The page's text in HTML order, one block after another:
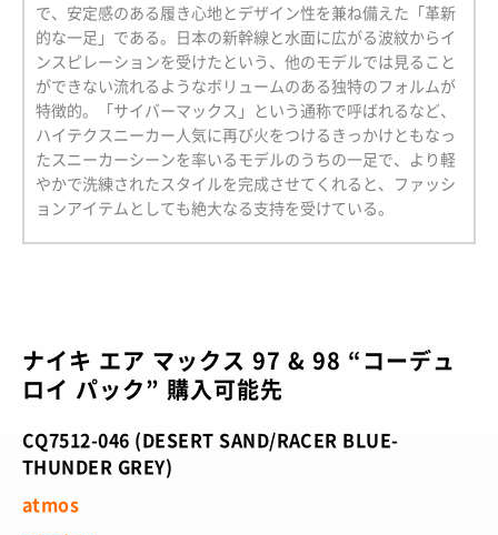
で、安定感のある履き心地とデザイン性を兼ね備えた「革新
的な一足」である。日本の新幹線と水面に広がる波紋からイ
ンスピレーションを受けたという、他のモデルでは見ること
ができない流れるようなボリュームのある独特のフォルムが
特徴的。「サイバーマックス」という通称で呼ばれるなど、
ハイテクスニーカー人気に再び火をつけるきっかけともなっ
たスニーカーシーンを率いるモデルのうちの一足で、より軽
やかで洗練されたスタイルを完成させてくれると、ファッシ
ョンアイテムとしても絶大なる支持を受けている。
ナイキ エア マックス 97 & 98 “コーデュ
ロイ パック” 購入可能先
CQ7512-046 (DESERT SAND/RACER BLUE-
THUNDER GREY)
atmos